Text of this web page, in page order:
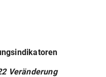
Veränderung